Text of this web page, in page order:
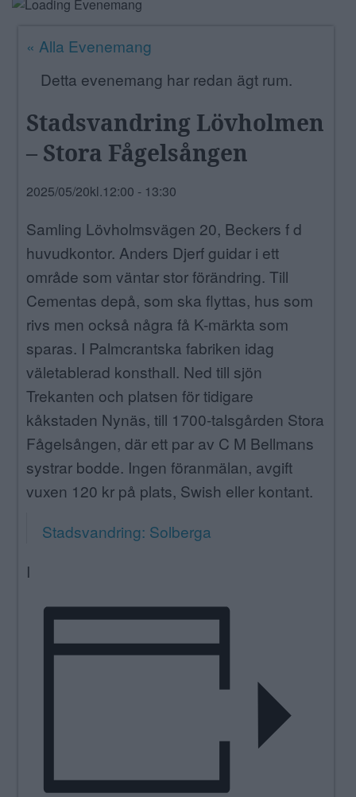
NÄRINGSLIV
« Alla Evenemang
Detta evenemang har redan ägt rum.
Stadsvandring Lövholmen
– Stora Fågelsången
2025/05/20kl.12:00 - 13:30
Samling Lövholmsvägen 20, Beckers f d
huvudkontor. Anders Djerf guidar i ett
område som väntar stor förändring. Till
Cementas depå, som ska flyttas, hus som
rivs men också några få K-märkta som
sparas. I Palmcrantska fabriken idag
väletablerad konsthall. Ned till sjön
Trekanten och platsen för tidigare
kåkstaden Nynäs, till 1700-talsgården Stora
Fågelsången, där ett par av C M Bellmans
systrar bodde. Ingen föranmälan, avgift
vuxen 120 kr på plats, Swish eller kontant.
Stadsvandring: Solberga
I